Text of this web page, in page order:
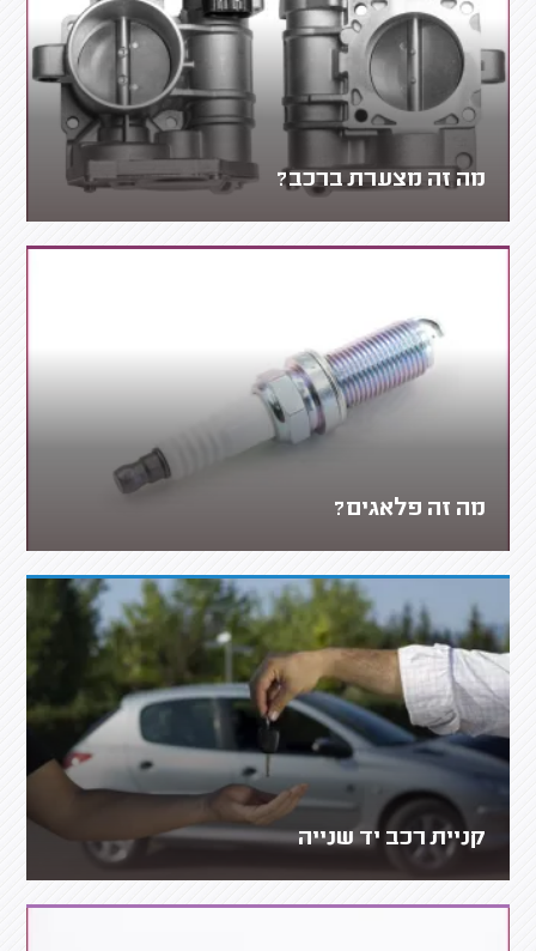
מה זה מצערת ברכב?
מה זה פלאגים?
קניית רכב יד שנייה